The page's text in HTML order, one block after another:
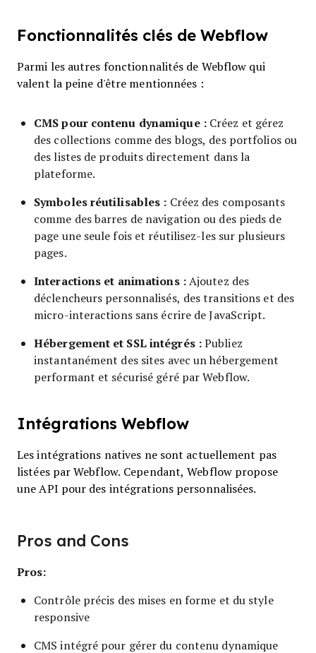
Fonctionnalités clés de Webflow
Parmi les autres fonctionnalités de Webflow qui
valent la peine d'être mentionnées :
CMS pour contenu dynamique :Créez et gérez
des collections comme des blogs, des portfolios ou
des listes de produits directement dans la
plateforme.
Symboles réutilisables : Créez des composants
comme des barres de navigation ou des pieds de
page une seule fois et réutilisez-les sur plusieurs
pages.
Interactions et animations :Ajoutez des
déclencheurs personnalisés, des transitions et des
micro-interactions sans écrire de JavaScript.
Hébergement et SSL intégrés :Publiez
instantanément des sites avec un hébergement
performant et sécurisé géré par Webflow.
Intégrations Webflow
Les intégrations natives ne sont actuellement pas
listées par Webflow. Cependant, Webflow propose
une API pour des intégrations personnalisées.
Pros and Cons
Pros:
Contrôle précis des mises en forme et du style
responsive
CMS intégré pour gérer du contenu dynamique